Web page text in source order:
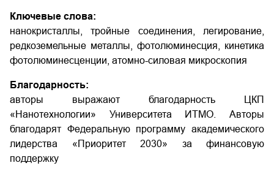
Ключевые слова:
нанокристаллы, тройные соединения, легирование,
редкоземельные металлы, фотолюминесция, кинетика
фотолюминесценции, атомно-силовая микроскопия
Благодарность:
авторы выражают благодарность ЦКП
«Нанотехнологии» Университета ИТМО. Авторы
благодарят Федеральную программу академического
лидерства «Приоритет 2030» за финансовую
поддержку